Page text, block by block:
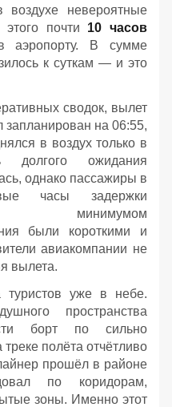
воздухе невероятные
почти 10 часов
В сумме
к суткам — и это
сводок, вылет
запланирован на 06:55,
в воздух только в
долгого ожидания
однако пассажиры в
часы задержки
минимумом
были короткими и
авиакомпании не
вылета.
туристов уже в небе.
пространства
борт по сильно
полёта отчётливо
прошёл в районе
по коридорам,
зоны. Именно этот